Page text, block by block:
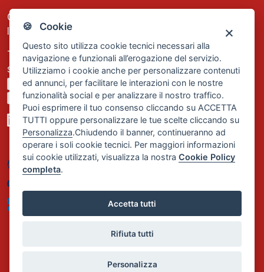
🍪 Cookie
Questo sito utilizza cookie tecnici necessari alla
navigazione e funzionali all’erogazione del servizio.
Utilizziamo i cookie anche per personalizzare contenuti
ed annunci, per facilitare le interazioni con le nostre
funzionalità social e per analizzare il nostro traffico.
Puoi esprimere il tuo consenso cliccando su ACCETTA
TUTTI oppure personalizzare le tue scelte cliccando su
Personalizza.Chiudendo il banner, continueranno ad
operare i soli cookie tecnici. Per maggiori informazioni
sui cookie utilizzati, visualizza la nostraCookie Policy
completa.
Accetta tutti
Rifiuta tutti
Personalizza
C.F. e P.IVA: 13474420158
Iscrizione REA Milano n. 1656740
Tel. +39 02 2838 1307
segreteria@comservizi.eu
Privacy Policy
Cookie Policy